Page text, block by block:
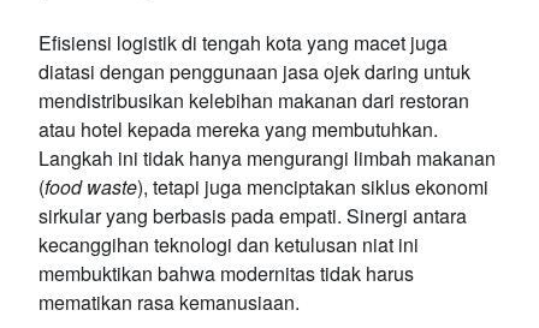
Efisiensi logistik di tengah kota yang macet juga
diatasi dengan penggunaan jasa ojek daring untuk
mendistribusikan kelebihan makanan dari restoran
atau hotel kepada mereka yang membutuhkan.
Langkah ini tidak hanya mengurangi limbah makanan
(food waste), tetapi juga menciptakan siklus ekonomi
sirkular yang berbasis pada empati. Sinergi antara
kecanggihan teknologi dan ketulusan niat ini
membuktikan bahwa modernitas tidak harus
mematikan rasa kemanusiaan.